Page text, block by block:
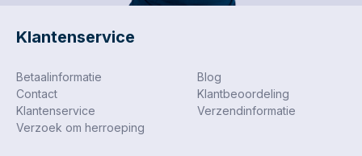
Klantenservice
Betaalinformatie
Blog
Contact
Klantbeoordeling
Klantenservice
Verzendinformatie
Verzoek om herroeping